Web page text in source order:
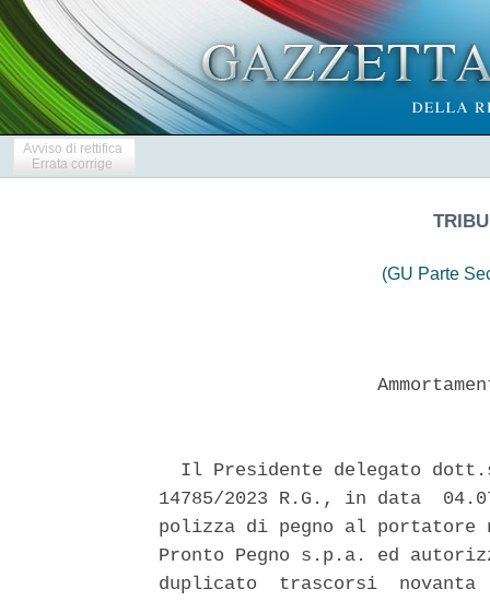
Avviso di rettifica
Errata corrige
(GU Parte
Il Presidente delegato
14785/2023 R.G., in data
polizza di pegno al portatore
Pronto Pegno s.p.a. ed
duplicato  trascorsi